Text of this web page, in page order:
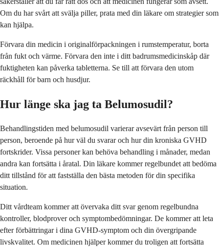
Om du har svårt att svälja piller, prata med din läkare om strategier som
kan hjälpa.
Förvara din medicin i originalförpackningen i rumstemperatur, borta
från fukt och värme. Förvara den inte i ditt badrumsmedicinskåp där
fuktigheten kan påverka tabletterna. Se till att förvara den utom
räckhåll för barn och husdjur.
Hur länge ska jag ta Belumosudil?
Behandlingstiden med belumosudil varierar avsevärt från person till
person, beroende på hur väl du svarar och hur din kroniska GVHD
fortskrider. Vissa personer kan behöva behandling i månader, medan
andra kan fortsätta i åratal. Din läkare kommer regelbundet att bedöma
ditt tillstånd för att fastställa den bästa metoden för din specifika
situation.
Ditt vårdteam kommer att övervaka ditt svar genom regelbundna
kontroller, blodprover och symptombedömningar. De kommer att leta
efter förbättringar i dina GVHD-symptom och din övergripande
livskvalitet. Om medicinen hjälper kommer du troligen att fortsätta